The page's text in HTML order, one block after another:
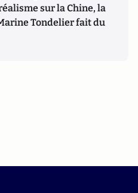
sur la Chine, la
Tondelier fait du